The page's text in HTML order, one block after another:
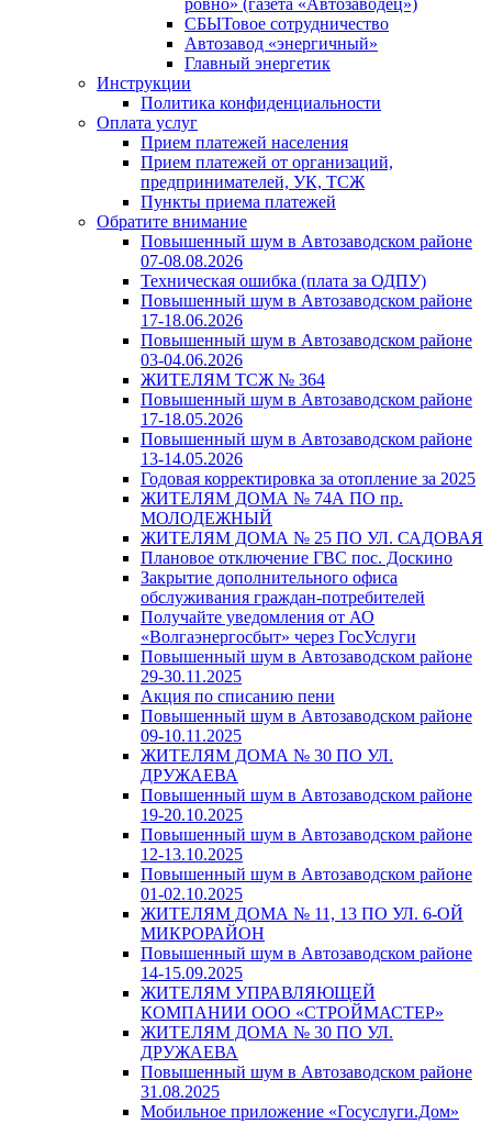
ровно» (газета «Автозаводец»)
СБЫТовое сотрудничество
Автозавод «энергичный»
Главный энергетик
Инструкции
Политика конфиденциальности
Оплата услуг
Прием платежей населения
Прием платежей от организаций,
предпринимателей, УК, ТСЖ
Пункты приема платежей
Обратите внимание
Повышенный шум в Автозаводском районе
07-08.08.2026
Техническая ошибка (плата за ОДПУ)
Повышенный шум в Автозаводском районе
17-18.06.2026
Повышенный шум в Автозаводском районе
03-04.06.2026
ЖИТЕЛЯМ ТСЖ № 364
Повышенный шум в Автозаводском районе
17-18.05.2026
Повышенный шум в Автозаводском районе
13-14.05.2026
Годовая корректировка за отопление за 2025
ЖИТЕЛЯМ ДОМА № 74А ПО пр.
МОЛОДЕЖНЫЙ
ЖИТЕЛЯМ ДОМА № 25 ПО УЛ. САДОВАЯ
Плановое отключение ГВС пос. Доскино
Закрытие дополнительного офиса
обслуживания граждан-потребителей
Получайте уведомления от АО
«Волгаэнергосбыт» через ГосУслуги
Повышенный шум в Автозаводском районе
29-30.11.2025
Акция по списанию пени
Повышенный шум в Автозаводском районе
09-10.11.2025
ЖИТЕЛЯМ ДОМА № 30 ПО УЛ.
ДРУЖАЕВА
Повышенный шум в Автозаводском районе
19-20.10.2025
Повышенный шум в Автозаводском районе
12-13.10.2025
Повышенный шум в Автозаводском районе
01-02.10.2025
ЖИТЕЛЯМ ДОМА № 11, 13 ПО УЛ. 6-ОЙ
МИКРОРАЙОН
Повышенный шум в Автозаводском районе
14-15.09.2025
ЖИТЕЛЯМ УПРАВЛЯЮЩЕЙ
КОМПАНИИ ООО «СТРОЙМАСТЕР»
ЖИТЕЛЯМ ДОМА № 30 ПО УЛ.
ДРУЖАЕВА
Повышенный шум в Автозаводском районе
31.08.2025
Мобильное приложение «Госуслуги.Дом»